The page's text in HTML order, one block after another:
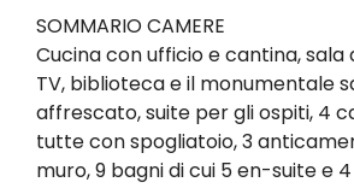
SOMMARIO CAMERE
Cucina con ufficio e cantina, sala
TV, biblioteca e il monumentale
affrescato, suite per gli ospiti, 4
tutte con spogliatoio, 3
muro, 9 bagni di cui 5 en-suite e